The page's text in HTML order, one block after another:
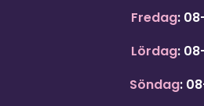
Fredag:
Lördag:
Söndag: